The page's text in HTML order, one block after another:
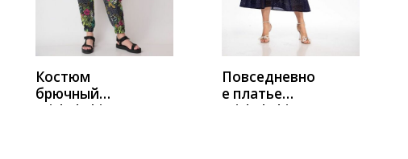
Костюм
брючный
Michel Chic
Повседневно
е платье
Michel Chic